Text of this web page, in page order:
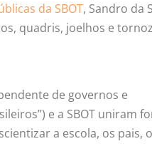
da SBOT, Sandro da
quadris, joelhos e
de governos e
e a SBOT uniram
a escola, os pais,